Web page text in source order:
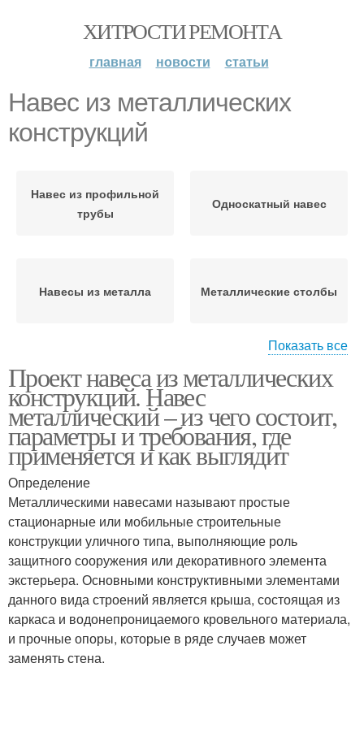
ХИТРОСТИ РЕМОНТА
главная новости статьи
Навес из металлических
конструкций
Навес из профильной
трубы
Односкатный навес
Навесы из металла Металлические столбы
Столбы для навеса
Показать все
Проект навеса из металлических
конструкций. Навес
металлический – из чего состоит,
параметры и требования, где
применяется и как выглядит
Определение
Металлическими навесами называют простые
стационарные или мобильные строительные
конструкции уличного типа, выполняющие роль
защитного сооружения или декоративного элемента
экстерьера. Основными конструктивными элементами
данного вида строений является крыша, состоящая из
каркаса и водонепроницаемого кровельного материала,
и прочные опоры, которые в ряде случаев может
заменять стена.